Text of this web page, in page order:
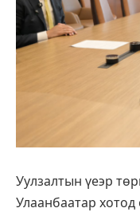
Уулзалтын үеэр
Улаанбаатар